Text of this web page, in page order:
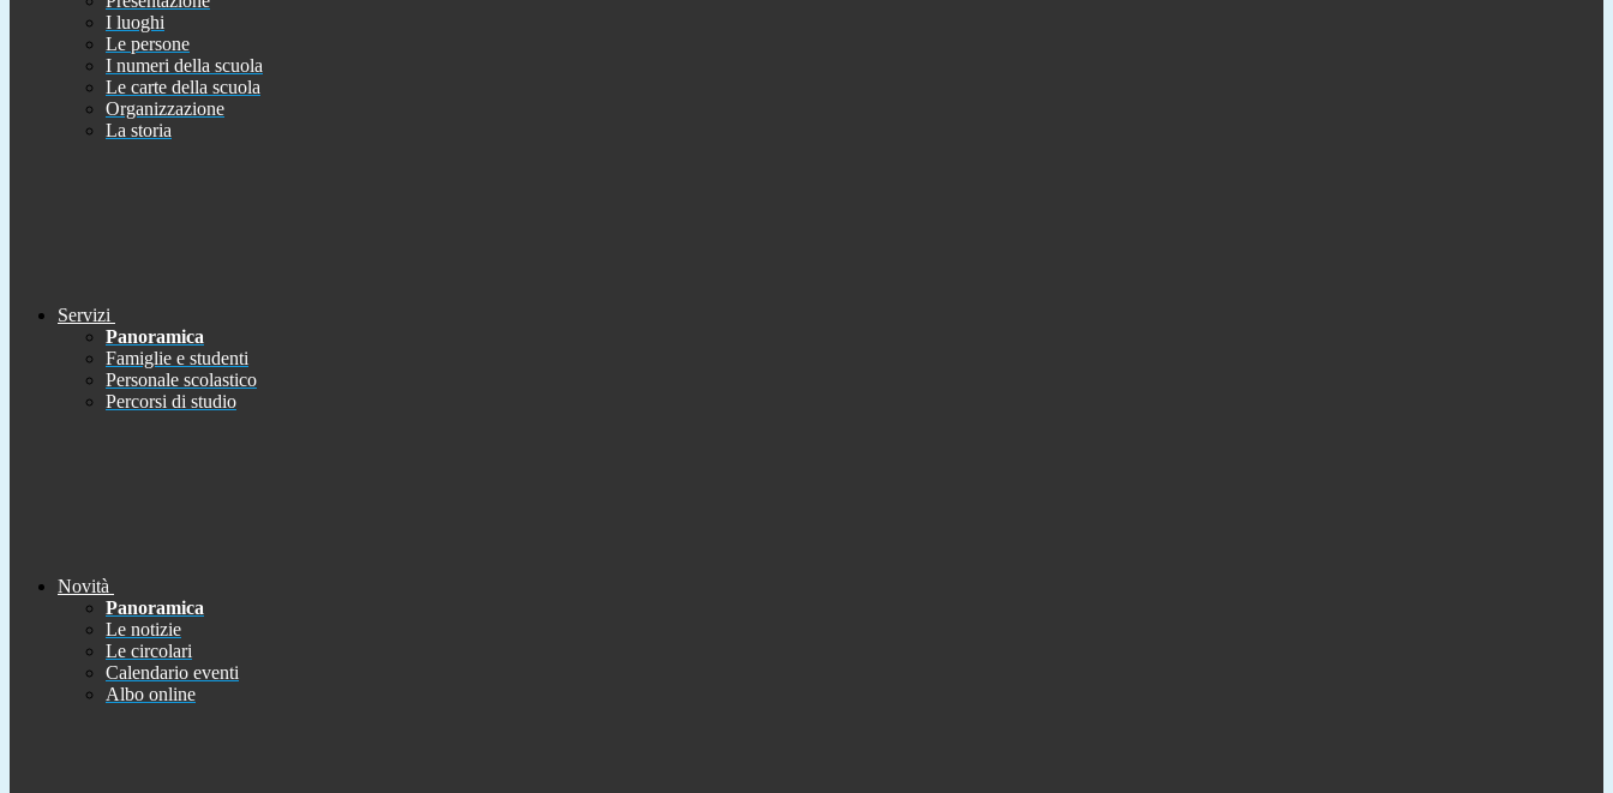
I luoghi
Le persone
I numeri della scuola
Le carte della scuola
Organizzazione
La storia
Servizi
Panoramica
Famiglie e studenti
Personale scolastico
Percorsi di studio
Novità
Panoramica
Le notizie
Le circolari
Calendario eventi
Albo online